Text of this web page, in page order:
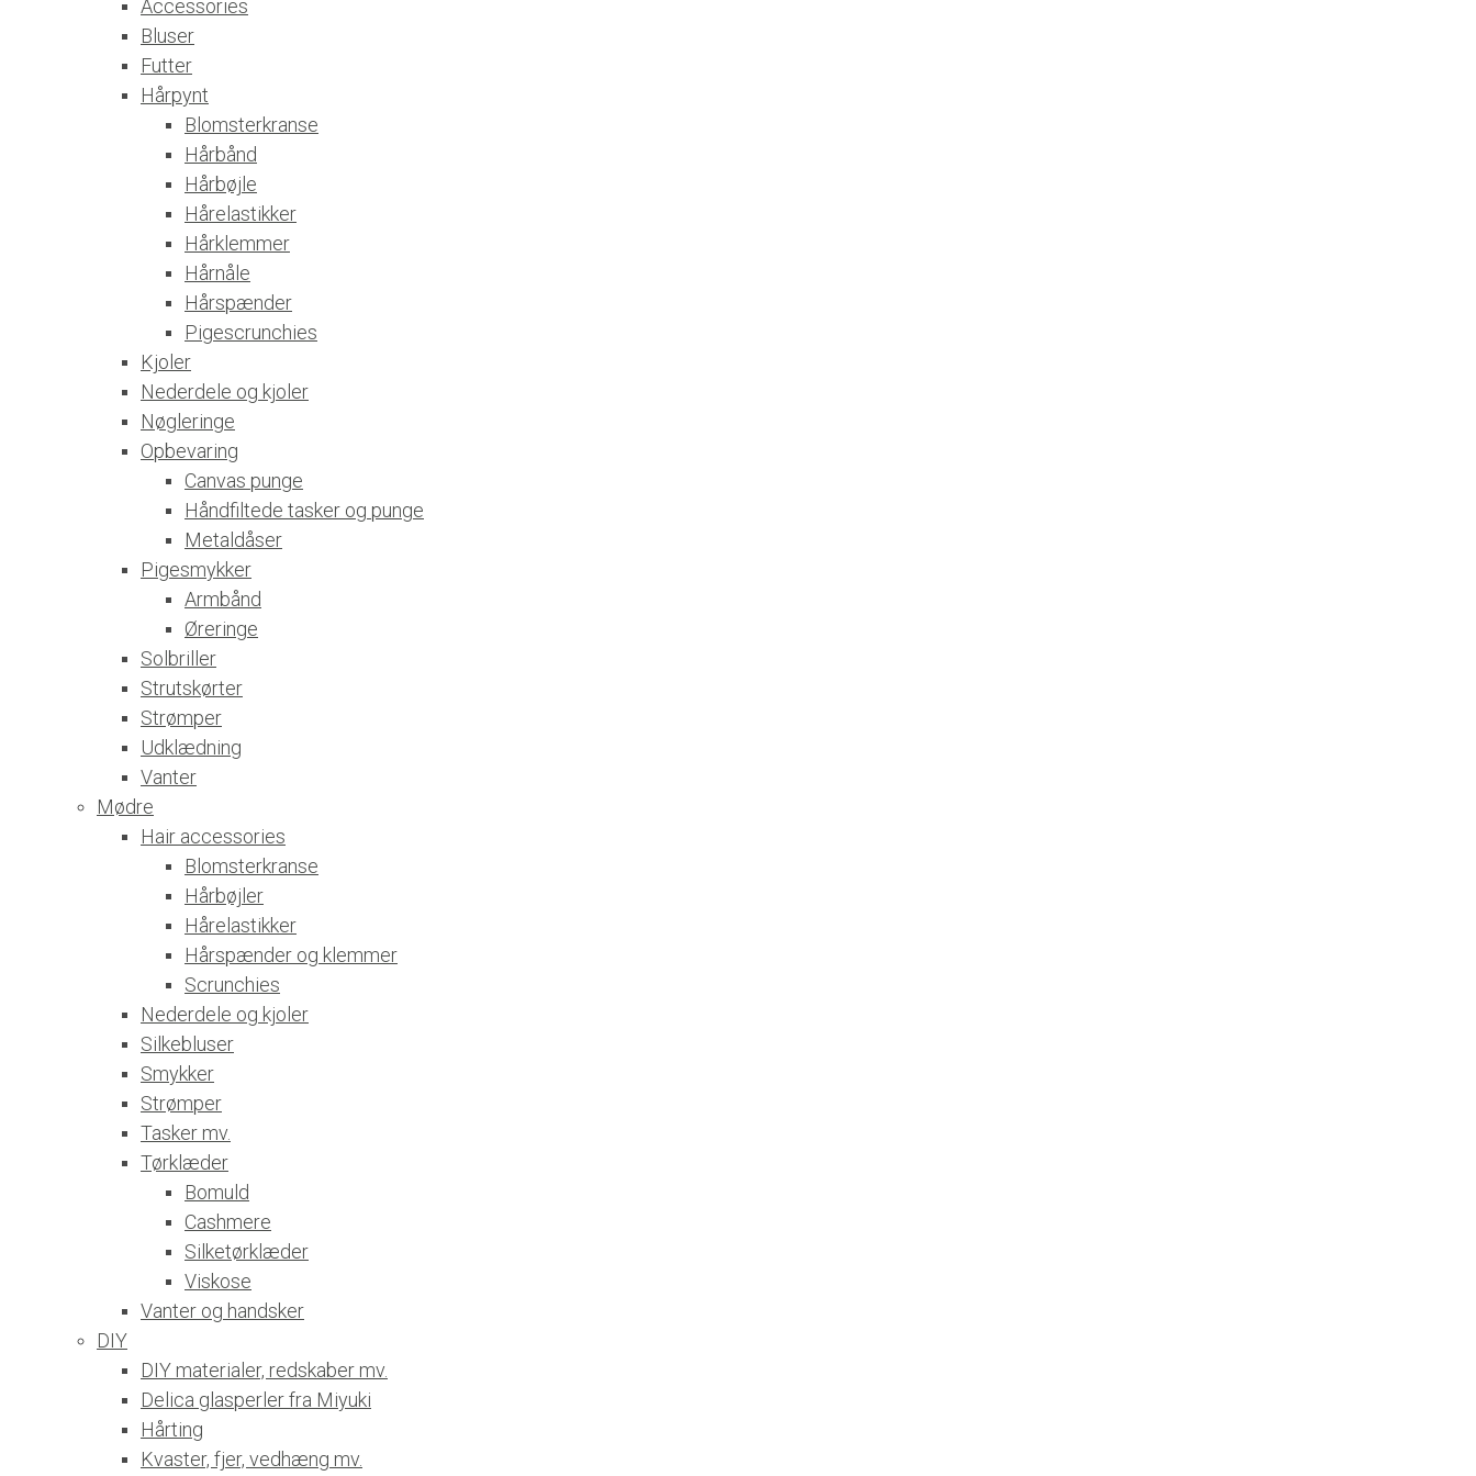
Accessories
Bluser
Futter
Hårpynt
Blomsterkranse
Hårbånd
Hårbøjle
Hårelastikker
Hårklemmer
Hårnåle
Hårspænder
Pigescrunchies
Kjoler
Nederdele og kjoler
Nøgleringe
Opbevaring
Canvas punge
Håndfiltede tasker og punge
Metaldåser
Pigesmykker
Armbånd
Øreringe
Solbriller
Strutskørter
Strømper
Udklædning
Vanter
Mødre
Hair accessories
Blomsterkranse
Hårbøjler
Hårelastikker
Hårspænder og klemmer
Scrunchies
Nederdele og kjoler
Silkebluser
Smykker
Strømper
Tasker mv.
Tørklæder
Bomuld
Cashmere
Silketørklæder
Viskose
Vanter og handsker
DIY
DIY materialer, redskaber mv.
Delica glasperler fra Miyuki
Hårting
Kvaster, fjer, vedhæng mv.